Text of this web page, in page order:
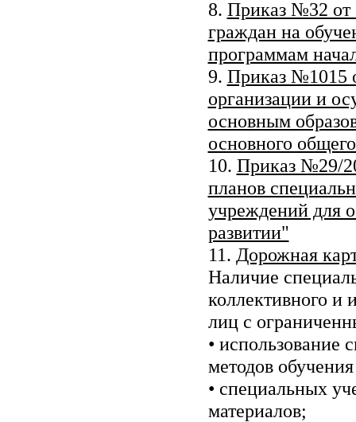
8. Приказ №32 от
граждан на
программам
9. Приказ №1015
организации и
основным
основного
10. Приказ №29/
планов
учреждений для
развитии"
11. Дорожная
Наличие
коллективного и
лиц с
• использование
методов
• специальных
материалов;